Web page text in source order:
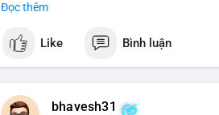
Nhận định phân tích hành vi của Cá voi
tiền đáng chú ý nhưng chưa đến mức
đang tái phân bổ tài sản giữa các ví
áp lực bán ngắn hạn có thể xuất hiện,
Đọc thêm
Like Bình luận
bhavesh31